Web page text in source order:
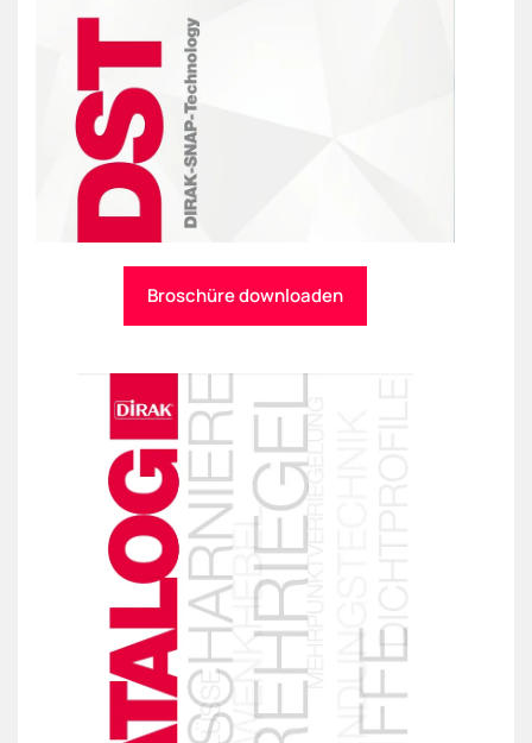
Broschüre downloaden